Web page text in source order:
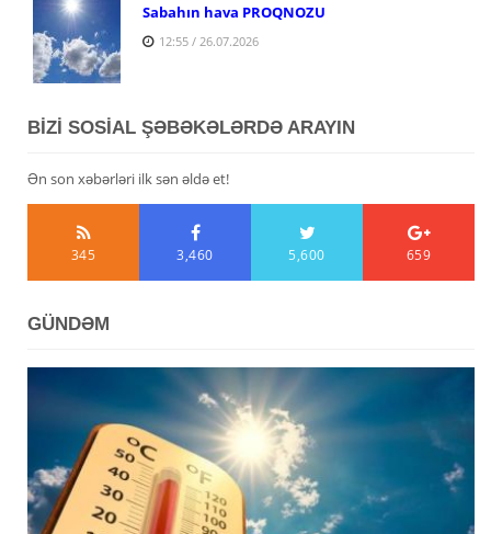
Sabahın hava PROQNOZU
12:55 / 26.07.2026
BİZİ SOSİAL ŞƏBƏKƏLƏRDƏ ARAYIN
Ən son xəbərləri ilk sən əldə et!
345 3,460 5,600 659
GÜNDƏM